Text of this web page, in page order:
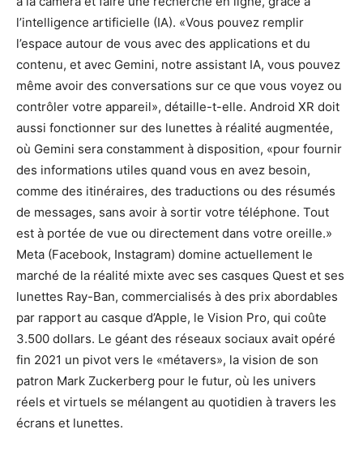
l’intelligence artificielle (IA). «Vous pouvez remplir
l’espace autour de vous avec des applications et du
contenu, et avec Gemini, notre assistant IA, vous pouvez
même avoir des conversations sur ce que vous voyez ou
contrôler votre appareil», détaille-t-elle. Android XR doit
aussi fonctionner sur des lunettes à réalité augmentée,
où Gemini sera constamment à disposition, «pour fournir
des informations utiles quand vous en avez besoin,
comme des itinéraires, des traductions ou des résumés
de messages, sans avoir à sortir votre téléphone. Tout
est à portée de vue ou directement dans votre oreille.»
Meta (Facebook, Instagram) domine actuellement le
marché de la réalité mixte avec ses casques Quest et ses
lunettes Ray-Ban, commercialisés à des prix abordables
par rapport au casque d’Apple, le Vision Pro, qui coûte
3.500 dollars. Le géant des réseaux sociaux avait opéré
fin 2021 un pivot vers le «métavers», la vision de son
patron Mark Zuckerberg pour le futur, où les univers
réels et virtuels se mélangent au quotidien à travers les
écrans et lunettes.